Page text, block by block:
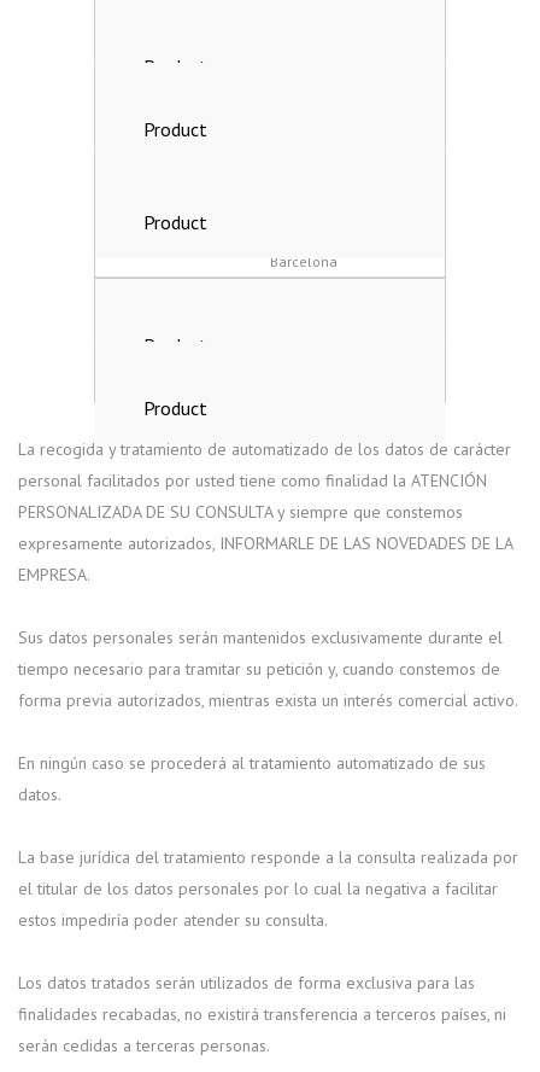
Barcelona
La recogida y tratamiento de automatizado de los datos de carácter
personal facilitados por usted tiene como finalidad la ATENCIÓN
PERSONALIZADA DE SU CONSULTA y siempre que constemos
expresamente autorizados, INFORMARLE DE LAS NOVEDADES DE LA
EMPRESA.
Sus datos personales serán mantenidos exclusivamente durante el
tiempo necesario para tramitar su petición y, cuando constemos de
forma previa autorizados, mientras exista un interés comercial activo.
En ningún caso se procederá al tratamiento automatizado de sus
datos.
La base jurídica del tratamiento responde a la consulta realizada por
el titular de los datos personales por lo cual la negativa a facilitar
estos impediría poder atender su consulta.
Los datos tratados serán utilizados de forma exclusiva para las
finalidades recabadas, no existirá transferencia a terceros países, ni
serán cedidas a terceras personas.